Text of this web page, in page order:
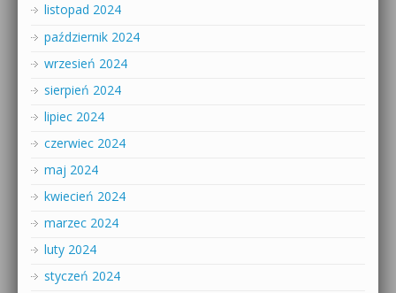
listopad 2024
październik 2024
wrzesień 2024
sierpień 2024
lipiec 2024
czerwiec 2024
maj 2024
kwiecień 2024
marzec 2024
luty 2024
styczeń 2024